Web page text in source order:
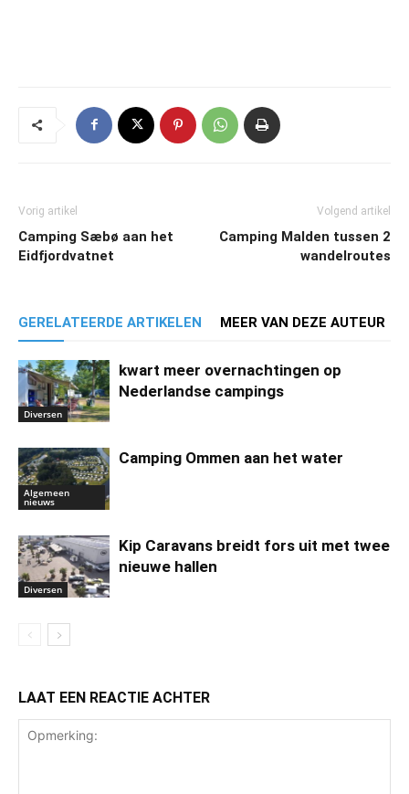
Vorig artikel
Camping Sæbø aan het
Eidfjordvatnet
Volgend artikel
Camping Malden tussen 2
wandelroutes
GERELATEERDE ARTIKELEN MEER VAN DEZE AUTEUR
Diversen
kwart meer overnachtingen op
Nederlandse campings
Algemeen
nieuws
Camping Ommen aan het water
Diversen
Kip Caravans breidt fors uit met twee
nieuwe hallen
LAAT EEN REACTIE ACHTER